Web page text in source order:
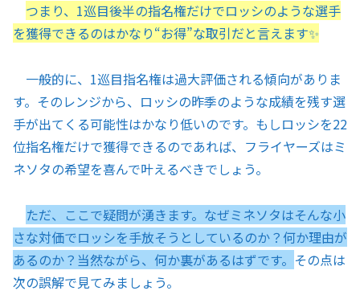
つまり、1巡目後半の指名権だけでロッシのような選手
を獲得できるのはかなり“お得”な取引だと言えます✨
一般的に、1巡目指名権は過大評価される傾向がありま
す。そのレンジから、ロッシの昨季のような成績を残す選
手が出てくる可能性はかなり低いのです。もしロッシを22
位指名権だけで獲得できるのであれば、フライヤーズはミ
ネソタの希望を喜んで叶えるべきでしょう。
ただ、ここで疑問が湧きます。なぜミネソタはそんな小
さな対価でロッシを手放そうとしているのか？何か理由が
あるのか？当然ながら、何か裏があるはずです。 その点は
次の誤解で見てみましょう。